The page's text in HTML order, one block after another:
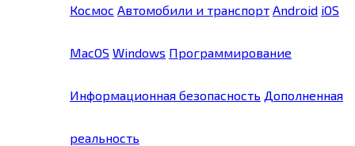
Космос Автомобили и транспорт Android iOS
MacOS Windows Программирование
Информационная безопасность Дополненная
реальность